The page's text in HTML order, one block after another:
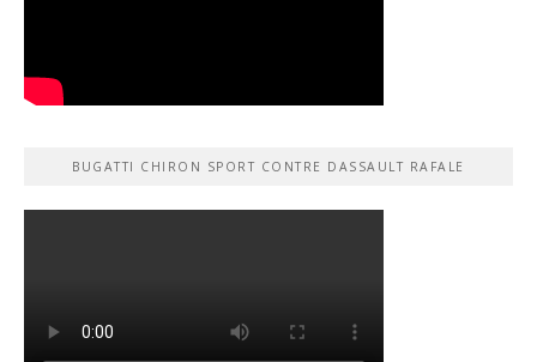
BUGATTI CHIRON SPORT CONTRE DASSAULT RAFALE